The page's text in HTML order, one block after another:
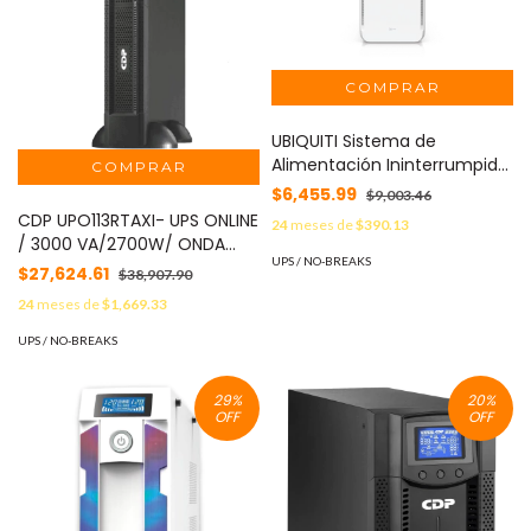
CDP UPO113RTAXI- UPS ONLINE
/ 3000 VA/2700W/ ONDA
SENOIDAL PURA/ 220 VCA/
PANTALLA LCD ROTATIVA/ 6
CONTACTOS/
$27,624.61 $38,907.90
24meses de$1,669.33
UPS / NO-BREAKS
UBIQUITI Sistema de
Alimentación Ininterrumpida
(UPS) de 1 kVA Administrado,
con Protección contra
Sobretensión, Batería Hot-
$6,455.99 $9,003.46
24meses de$390.13
UPS / NO-BREAKS
29%
OFF
20%
OFF